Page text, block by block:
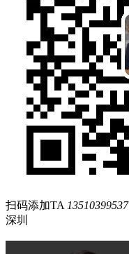
扫码添加TA 13510399537
深圳